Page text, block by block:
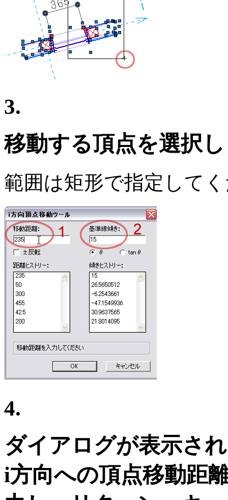
3.
移動する頂点を選択
範囲は矩形で指定して
4.
ダイアログが表示さ
i方向への頂点移動距